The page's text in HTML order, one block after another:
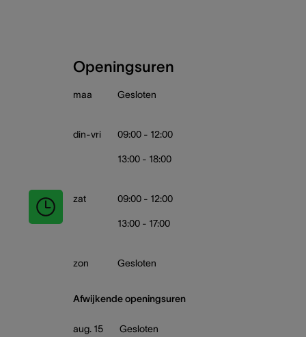
Openingsuren
maa Gesloten
din-vri 09:00 - 12:00
13:00 - 18:00
zat 09:00 - 12:00
13:00 - 17:00
zon Gesloten
Afwijkende openingsuren
aug. 15 Gesloten